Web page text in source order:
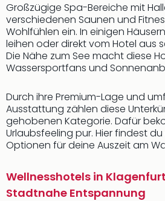
Großzügige Spa-Bereiche mit
verschiedenen Saunen und
Wohlfühlen ein. In einigen
leihen oder direkt vom Hotel aus
Die Nähe zum See macht diese
Wassersportfans und
Durch ihre Premium-Lage und
Ausstattung zählen diese
gehobenen Kategorie. Dafür
Urlaubsfeeling pur. Hier findest
Optionen für deine Auszeit am
Wellnesshotels in
Stadtnahe Entspannung